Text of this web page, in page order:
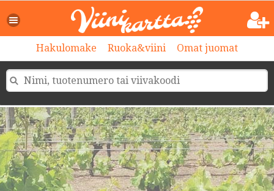
Hakulomake Ruoka&viini Omat juomat